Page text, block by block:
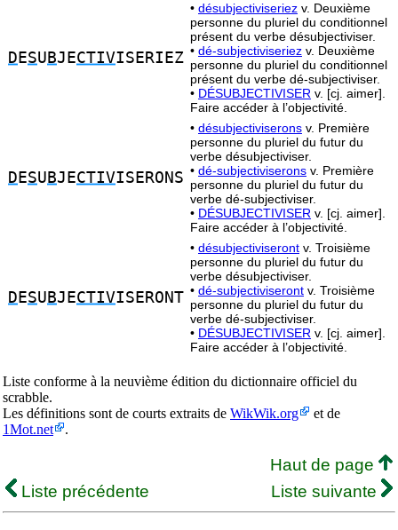
D ESU BJECTIVISERIEZ
• désubjectiviseriez v. Deuxième
personne du pluriel du conditionnel
présent du verbe désubjectiviser.
• dé-subjectiviseriez v. Deuxième
personne du pluriel du conditionnel
présent du verbe dé-subjectiviser.
• DÉSUBJECTIVISER v. [cj. aimer].
Faire accéder à l’objectivité.
D ESU BJECTIVISERONS
• désubjectiviserons v. Première
personne du pluriel du futur du
verbe désubjectiviser.
• dé-subjectiviserons v. Première
personne du pluriel du futur du
verbe dé-subjectiviser.
• DÉSUBJECTIVISER v. [cj. aimer].
Faire accéder à l’objectivité.
D ESU BJECTIVISERONT
• désubjectiviseront v. Troisième
personne du pluriel du futur du
verbe désubjectiviser.
• dé-subjectiviseront v. Troisième
personne du pluriel du futur du
verbe dé-subjectiviser.
• DÉSUBJECTIVISER v. [cj. aimer].
Faire accéder à l’objectivité.
Liste conforme à la neuvième édition du dictionnaire officiel du
scrabble.
Les définitions sont de courts extraits de WikWik.org
et de
1Mot.net
.
Haut de page
Liste précédente
Liste suivante